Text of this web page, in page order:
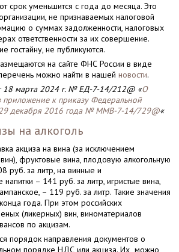
срок уменьшится с года до месяца. Это
не признаваемых налоговой
о суммах задолженности, налоговых
ответственности за их совершение.
гостайну, не публикуются.
на сайте ФНС России в виде
можно найти в нашей новости.
18 марта 2024 г. № ЕД-7-14/212@ «О
приложение к приказу Федеральной
декабря 2016 года № ММВ-7-14/729@«
на алкоголь
акциза на вина (за исключением
фруктовые вина, плодовую алкогольную
руб. за литр, на винные и
– 141 руб. за литр, игристые вина,
– 119 руб. за литр. Такие значения
года. При этом российских
(ликерных) вин, виноматериалов
по акцизам.
порядок направления документов о
порядке НДС или акциза. Их можно